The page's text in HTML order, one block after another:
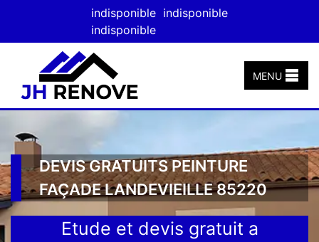
indisponible indisponible
indisponible
MENU
DEVIS GRATUITS PEINTURE
FAÇADE LANDEVIEILLE 85220
Etude et devis gratuit a